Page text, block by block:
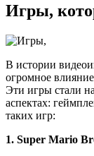
Игры,
В истории
огромное
Эти игры стали
аспектах:
таких игр:
1. Super Mario